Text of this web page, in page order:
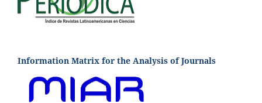
Information Matrix for the Analysis of Journals